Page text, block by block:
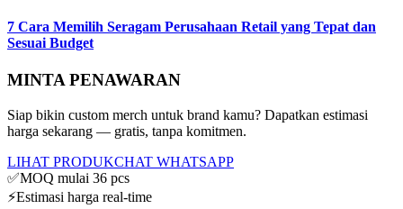
7 Cara Memilih Seragam Perusahaan Retail yang Tepat dan
Sesuai Budget
MINTA PENAWARAN
Siap bikin custom merch untuk brand kamu? Dapatkan estimasi
harga sekarang — gratis, tanpa komitmen.
LIHAT PRODUKCHAT WHATSAPP
✅MOQ mulai 36 pcs
⚡Estimasi harga real-time